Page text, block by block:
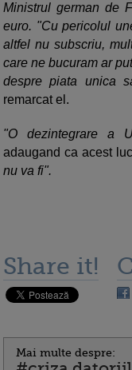
Ministrul german de
euro. "Cu pericolul
altfel nu subscriu,
care ne bucuram ar
despre piata unica
remarcat el.
"O dezintegrare a
adaugand ca acest
nu va fi".
Share it!
Mai multe despre: